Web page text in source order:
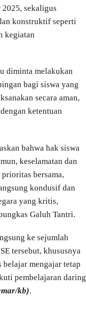
2025, sekaligus
konstruktif seperti
kegiatan
diminta melakukan
bagi siswa yang
secara aman,
ketentuan
bahwa hak siswa
keselamatan dan
bersama,
kondusif dan
yang kritis,
Galuh Tantri.
ke sejumlah
tersebut, khususnya
belajar mengajar tetap
pembelajaran daring
kb).